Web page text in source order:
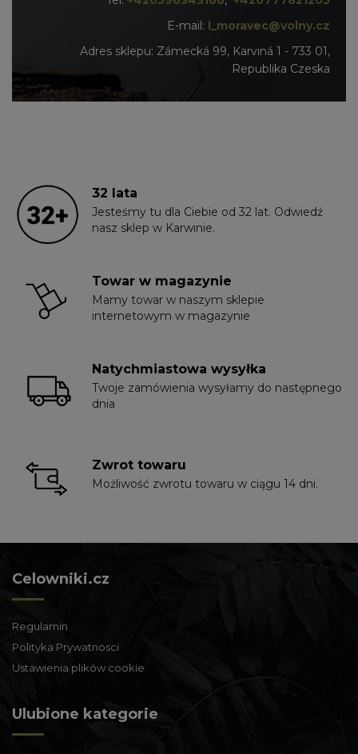
E-mail: l_moravec@volny.cz
Adres sklepu: Zámecká 99, Karviná 1 - 733 01,
Republika Czeska
32 lata
Jesteśmy tu dla Ciebie od 32 lat. Odwiedź
nasz sklep w Karwinie.
Towar w magazynie
Mamy towar w naszym sklepie
internetowym w magazynie
Natychmiastowa wysyłka
Twoje zamówienia wysyłamy do następnego
dnia
Zwrot towaru
Możliwość zwrotu towaru w ciągu 14 dni.
Celowniki.cz
Regulamin
Polityka Prywatnosci
Ustawienia plików cookie
Ulubione kategorie